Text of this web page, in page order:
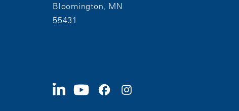
Bloomington, MN
55431